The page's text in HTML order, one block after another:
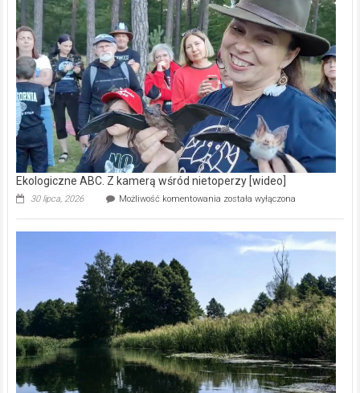
–
prawdziwy
skarb
natury
[wideo]
Ekologiczne ABC. Z kamerą wśród nietoperzy [wideo]
30 lipca, 2026 Możliwość komentowania Ekologiczne
kamerą
wśród
została wyłączona